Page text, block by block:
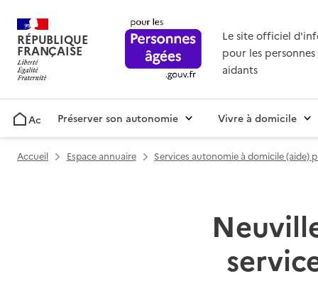
RÉPUBLIQUE
FRANÇAISE
Le site officiel
pour les personnes
aidants
AccueilPréserver son autonomie Vivre à domicile
Accueil Espace annuaire Services autonomie à domicile (aide)